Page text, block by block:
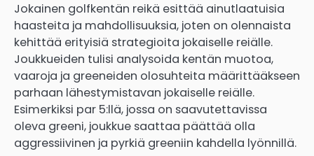
Jokainen golfkentän reikä esittää ainutlaatuisia
haasteita ja mahdollisuuksia, joten on olennaista
kehittää erityisiä strategioita jokaiselle reiälle.
Joukkueiden tulisi analysoida kentän muotoa,
vaaroja ja greeneiden olosuhteita määrittääkseen
parhaan lähestymistavan jokaiselle reiälle.
Esimerkiksi par 5:llä, jossa on saavutettavissa
oleva greeni, joukkue saattaa päättää olla
aggressiivinen ja pyrkiä greeniin kahdella lyönnillä.